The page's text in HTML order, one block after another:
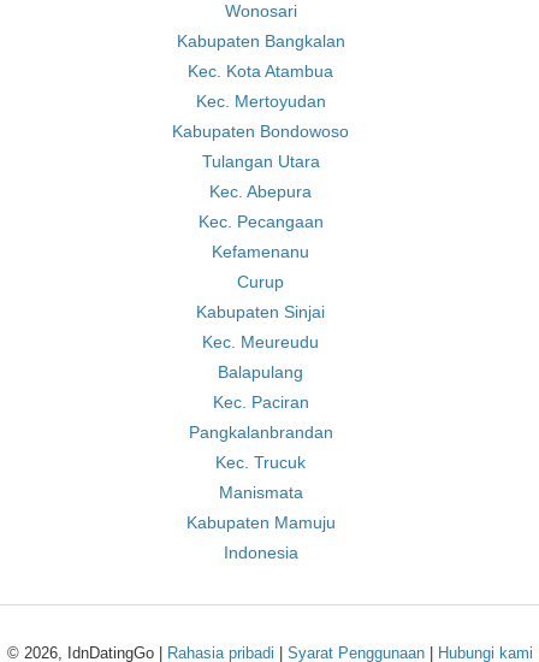
Wonosari
Kabupaten Bangkalan
Kec. Kota Atambua
Kec. Mertoyudan
Kabupaten Bondowoso
Tulangan Utara
Kec. Abepura
Kec. Pecangaan
Kefamenanu
Curup
Kabupaten Sinjai
Kec. Meureudu
Balapulang
Kec. Paciran
Pangkalanbrandan
Kec. Trucuk
Manismata
Kabupaten Mamuju
Indonesia
© 2026, IdnDatingGo | Rahasia pribadi Syarat Penggunaan| Hubungi kami